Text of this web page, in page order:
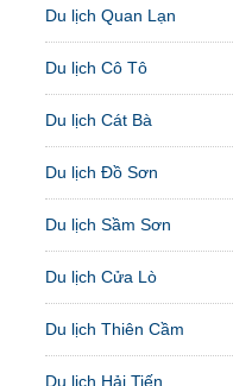
Du lịch Quan Lạn
Du lịch Cô Tô
Du lịch Cát Bà
Du lịch Đồ Sơn
Du lịch Sầm Sơn
Du lịch Cửa Lò
Du lịch Thiên Cầm
Du lịch Hải Tiến